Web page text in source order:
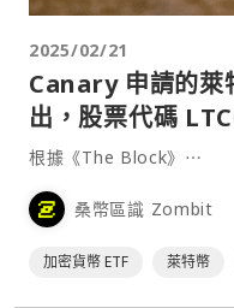
2025/02/21
Canary 申請的萊
出，股票代碼
根據《The Block》⋯
桑幣區識 Zombit
加密貨幣 ETF 萊特幣